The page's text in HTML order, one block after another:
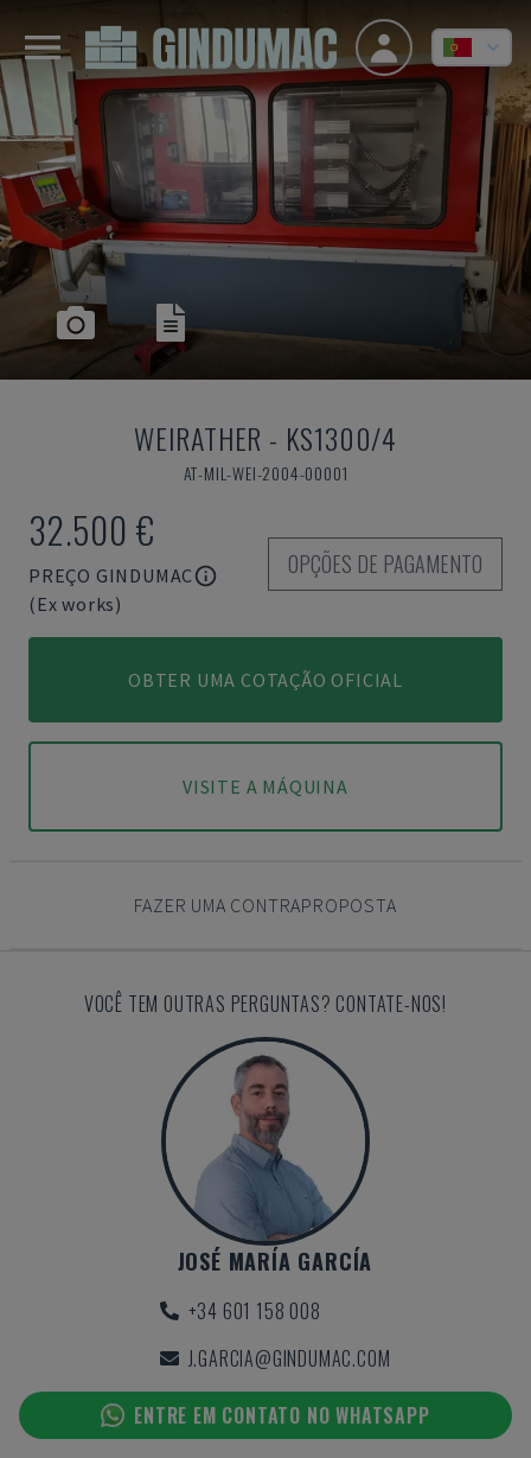
WEIRATHER - KS1300/4
AT-MIL-WEI-2004-00001
32.500 €
PREÇO GINDUMAC
(Ex works)
OPÇÕES DE PAGAMENTO
OBTER UMA COTAÇÃO OFICIAL
VISITE A MÁQUINA
FAZER UMA CONTRAPROPOSTA
VOCÊ TEM OUTRAS PERGUNTAS? CONTATE-NOS!
JOSÉ MARÍA GARCÍA
+34 601 158 008
J.GARCIA@GINDUMAC.COM
ENTRE EM CONTATO NO WHATSAPP